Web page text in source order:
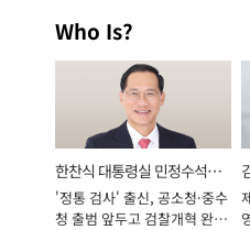
Who Is?
한찬식 대통령실 민정수석비
서관
'정통 검사' 출신, 공소청·중수
청 출범 앞두고 검찰개혁 완수